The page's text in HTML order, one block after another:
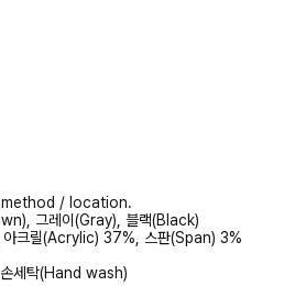
/ location.
그레이(Gray), 블랙(Black)
크릴(Acrylic) 37%, 스판(Span) 3%
세탁(Hand wash)